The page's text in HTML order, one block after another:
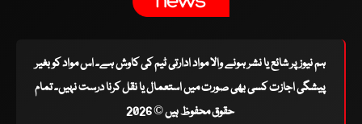
ہم نیوز پر شائع یا نشر ہونے والا مواد ادارتی ٹیم کی کاوش ہے۔ اس مواد کو بغیر
پیشگی اجازت کسی بھی صورت میں استعمال یا نقل کرنا درست نہیں۔ تمام
حقوق محفوظ ہیں © 2026